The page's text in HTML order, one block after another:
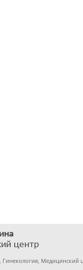
центр
Гинекология, Медицинский